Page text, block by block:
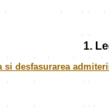
1.
desfasurarea